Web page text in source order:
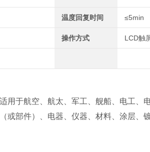
温度回复时间 ≤5min
操作方式 LCD触
用于航空、航太、军工、舰船、电工、
或部件）、电器、仪器、材料、涂层、